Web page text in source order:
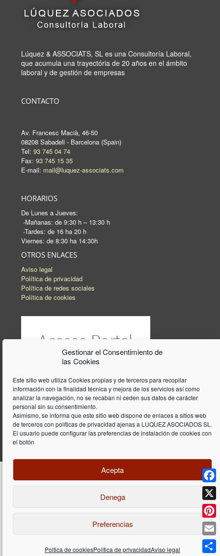
Gestionar el Consentimiento de
las Cookies
Este sitio web utiliza Cookies propias y de terceros para recopilar
información con la finalidad técnica y mejora de los servicios así como
analizar la navegación, no se recaban ni ceden sus datos de carácter
personal sin su consentimiento.
Asimismo, se informa que este sitio web dispone de enlaces a sitios web
de terceros con políticas de privacidad ajenas a LUQUEZ ASOCIADOS SL.
El usuario puede configurar las preferencias de instalación de cookies con
el botón
Acepta
Denega
Preferencias
Poltica de cookiesPolítica de privacidadAviso legal
Lúquez & ASSOCIATS, SL es una Consultoría Laboral,
que acumula una trayectória de 20 años en el ámbito
laboral y de gestión de empresas
CONTACTO
Av. Francesc Macià, 46-50
08208 Sabadell - Barcelona (Spain)
Tel: 93 745 04 74
Fax: 93 745 15 35
E-mail: mail@luquez-associats.com
HORARIOS
De Lunes a Jueves:
-Mañanas: de 9:30 h – 13:30 h
-Tardes: de 16 ha 20 h
Viernes: de 8:30 ha 14:30h
OTROS ENLACES
Aviso legal
Política de privacidad
Política de redes sociales
Política de cookies
Diseño y programación web porDieres.com
| Lúquez Associats SL | ©
X
Email